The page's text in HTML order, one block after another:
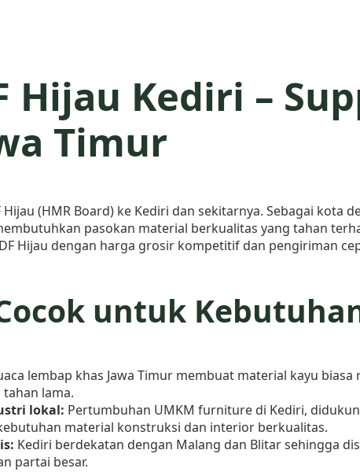
Kediri –
Timur
(HMR Board) ke Kediri dan sekitarnya. Sebagai kota
pasokan material berkualitas yang tahan
Hijau dengan harga grosir kompetitif dan pengiriman
untuk
lembap khas Jawa Timur membuat material kayu
lama.
lokal: Pertumbuhan UMKM furniture di Kediri,
material konstruksi dan interior berkualitas.
Kediri berdekatan dengan Malang dan Blitar sehingga
partai besar.